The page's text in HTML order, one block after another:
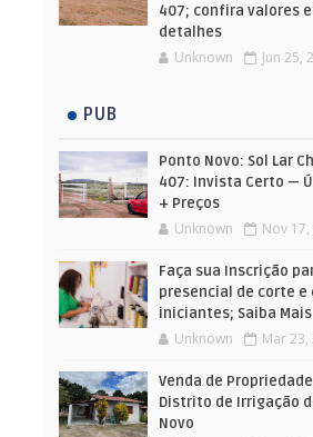
407; confira valores
detalhes
Unknown Jun 25,
PUB
Ponto Novo: Sol Lar
407: Invista Certo —
+ Preços
Unknown Nov 17,
Faça sua Inscrição
presencial de corte e
iniciantes; Saiba Mais
Unknown Mar 23,
Venda de
Distrito de Irrigação
Novo